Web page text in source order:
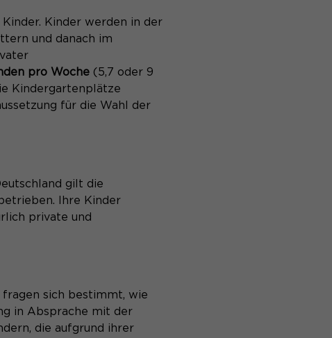
Kinder werden in der
und danach im
pro Woche (5,7 oder 9
Kindergartenplätze
für die Wahl der
gilt die
Ihre Kinder
private und
sich bestimmt, wie
in Absprache mit der
die aufgrund ihrer